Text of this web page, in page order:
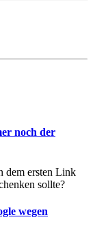
noch der
dem ersten Link
sollte?
wegen